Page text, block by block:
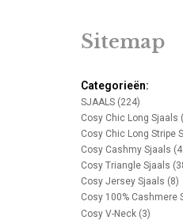
Sitemap
Categorieën:
SJAALS (224)
Cosy Chic Long Sjaals
Cosy Chic Long Stripe
Cosy Cashmy Sjaals
Cosy Triangle Sjaals
Cosy Jersey Sjaals (8)
Cosy 100% Cashmere
Cosy V-Neck (3)